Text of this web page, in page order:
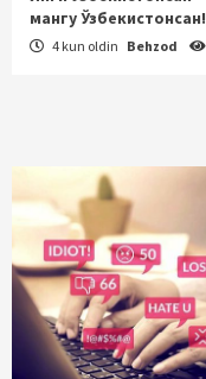
мангу Ўзбекистонсан!
4 kun oldin Behzod